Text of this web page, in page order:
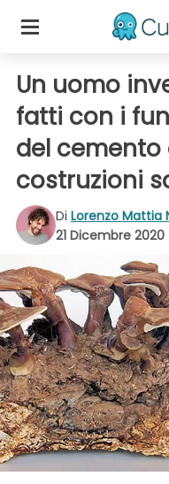
Un uomo
fatti con i
del
costruzioni
Di Lorenzo Mattia
21 Dicembre 2020